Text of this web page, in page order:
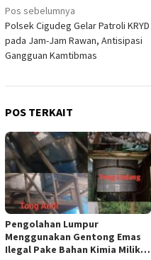
Navigasi
pos
Pos sebelumnya
Polsek Cigudeg Gelar Patroli KRYD
pada Jam-Jam Rawan, Antisipasi
Gangguan Kamtibmas
POS TERKAIT
Pengolahan Lumpur
Menggunakan Gentong Emas
Ilegal Pake Bahan Kimia Milik